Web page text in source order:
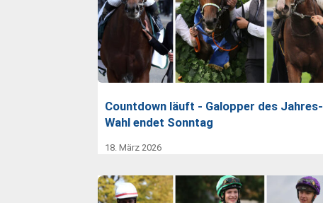
Countdown läuft - Galopper des Jahres-
Wahl endet Sonntag
18. März 2026